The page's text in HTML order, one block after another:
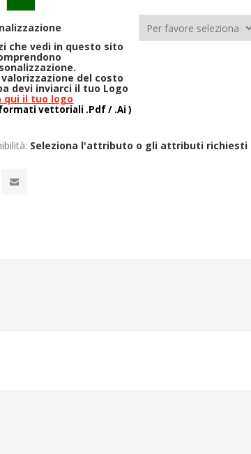
che vedi in questo sito
valorizzazione del costo
devi inviarci il tuo Logo
qui il tuo logo
vettoriali .Pdf / .Ai )
Seleziona l'attributo o gli attributi richiesti